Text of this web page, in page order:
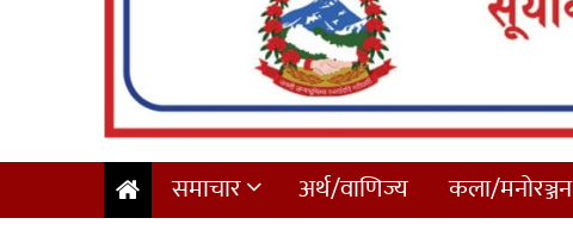
समाचार अर्थ/वाणिज्य कला/मनोरञ्जन